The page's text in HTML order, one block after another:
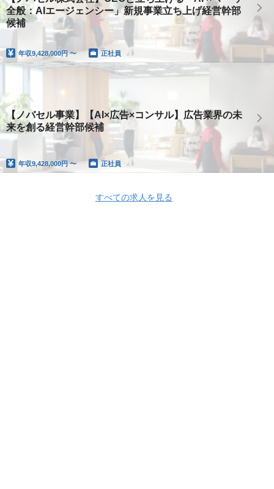
全般：AIエージェンシー」新規事業立ち上げ経営幹部
候補
年収9,428,000円 〜 正社員
【ノバセル事業】【AI×広告×コンサル】広告業界の未
来を創る経営幹部候補
年収9,428,000円 〜 正社員
すべての求人を見る